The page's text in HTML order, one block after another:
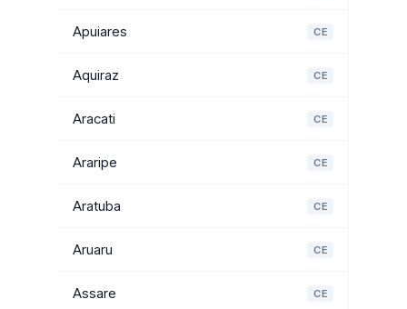
Apuiares CE
Aquiraz CE
Aracati CE
Araripe CE
Aratuba CE
Aruaru CE
Assare CE